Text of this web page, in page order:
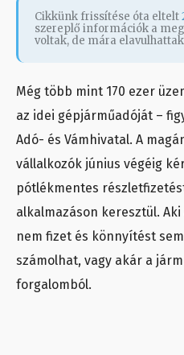
Cikkünk frissítése óta eltelt
szereplő információk a
voltak, de mára
Még több mint 170 ezer
az idei gépjárműadóját –
Adó- és Vámhivatal. A
vállalkozók június végéig
pótlékmentes
alkalmazáson keresztül.
nem fizet és könnyítést
számolhat, vagy akár a
forgalomból.